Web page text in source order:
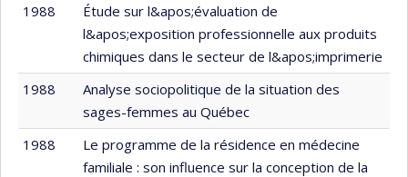
1988
Étude sur l&apos;évaluation de
l&apos;exposition professionnelle aux produits
chimiques dans le secteur de l&apos;imprimerie
1988
Analyse sociopolitique de la situation des
sages-femmes au Québec
1988
Le programme de la résidence en médecine
familiale : son influence sur la conception de la